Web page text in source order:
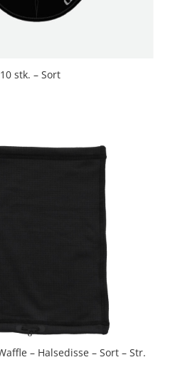
stk. – Sort
– Halsedisse – Sort – Str.